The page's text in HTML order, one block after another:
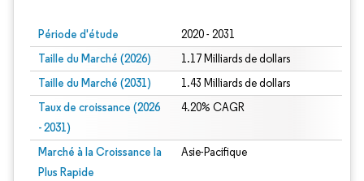
Période d'étude 2020 - 2031
Taille du Marché (2026) 1.17 Milliards de dollars
Taille du Marché (2031) 1.43 Milliards de dollars
Taux de croissance (2026
- 2031)
4.20% CAGR
Marché à la Croissance la
Plus Rapide
Asie-Pacifique